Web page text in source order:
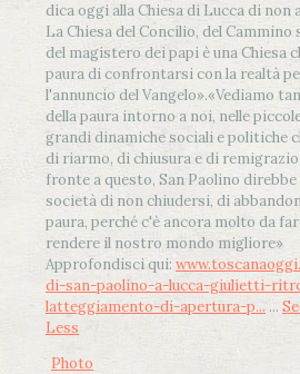
dica oggi alla Chiesa di Lucca di non
La Chiesa del Concilio, del Cammino
del magistero dei papi è una Chiesa
paura di confrontarsi con la realtà
l'annuncio del Vangelo».«Vediamo
della paura intorno a noi, nelle
grandi dinamiche sociali e politiche
di riarmo, di chiusura e di
fronte a questo, San Paolino
società di non chiudersi, di
paura, perché c'è ancora molto da
rendere il nostro mondo migliore»
Approfondisci qui:
di-san-paolino-a-lucca-giulietti-
latteggiamento-di-apertura-p... ...
Less
Photo